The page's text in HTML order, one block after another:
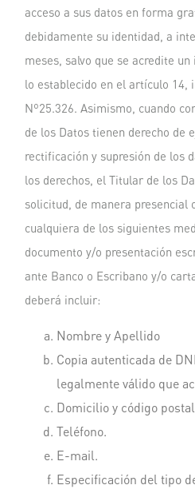
acceso a sus datos en forma
debidamente su identidad, a
meses, salvo que se acredite
lo establecido en el artículo 14,
Nº25.326. Asimismo, cuando
de los Datos tienen derecho de
rectificación y supresión de los
los derechos, el Titular de los
solicitud, de manera presencial
cualquiera de los siguientes
documento y/o presentación
ante Banco o Escribano y/o
deberá incluir:
Nombre y Apellido
Copia autenticada de
legalmente válido que
Domicilio y código
Teléfono.
E-mail.
Especificación del tipo